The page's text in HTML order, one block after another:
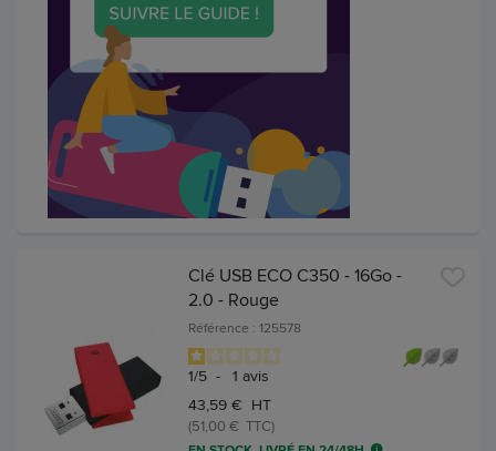
Clé USB ECO C350 - 16Go -
2.0 - Rouge
Référence : 125578
1/5 - 1 avis
43,59 € HT
(51,00 € TTC)